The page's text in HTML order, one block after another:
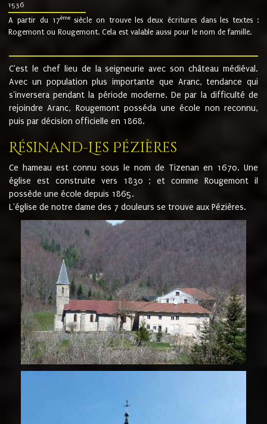
1536
A partir du 17ème siècle on trouve les deux écritures dans les textes :
Rogemont ou Rougemont. Cela est valable aussi pour le nom de famille.
C'est le chef lieu de la seigneurie avec son château médiéval.
Avec un population plus importante que Aranc, tendance qui
s'inversera pendant la période moderne. De par la difficulté de
rejoindre Aranc, Rougemont posséda une école non reconnu,
puis par décision officielle en 1868.
Résinand-Les Pézières
Ce hameau est connu sous le nom de Tizenan en 1670. Une
église est construite vers 1830 ; et comme Rougemont il
possède une école depuis 1865.
L'église de notre dame des 7 douleurs se trouve aux Pézières.